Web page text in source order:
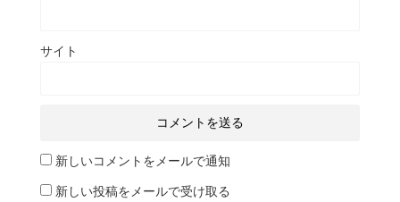
サイト
新しいコメントをメールで通知
新しい投稿をメールで受け取る